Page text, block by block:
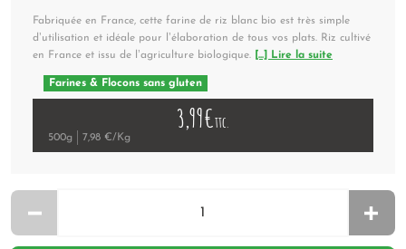
Fabriquée en France, cette farine de riz blanc bio est très simple
d’utilisation et idéale pour l’élaboration de tous vos plats. Riz cultivé
en France et issu de l’agriculture biologique. [...] Lire la suite
Farines & Flocons sans gluten
3,99€ttc.
500g 7,98 €/Kg